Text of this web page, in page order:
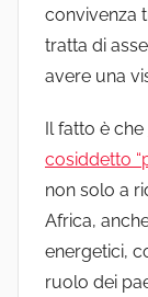
convivenza
tratta di
avere una
Il fatto è che
cosiddetto
non solo a
Africa,
energetici,
ruolo dei